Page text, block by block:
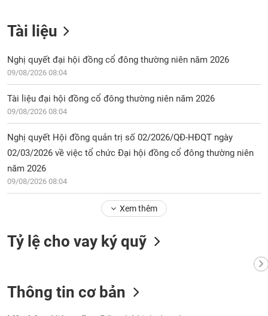
Tài liệu
Nghị quyết đại hội đồng cổ đông thường niên năm 2026
09/08/2026 08:04
Tài liệu đại hội đồng cổ đông thường niên năm 2026
09/08/2026 08:04
Nghị quyết Hội đồng quản trị số 02/2026/QĐ-HĐQT ngày
02/03/2026 về việc tổ chức Đại hội đồng cổ đông thường niên
năm 2026
09/08/2026 08:04
Xem thêm
Tỷ lệ cho vay ký quỹ
Thông tin cơ bản